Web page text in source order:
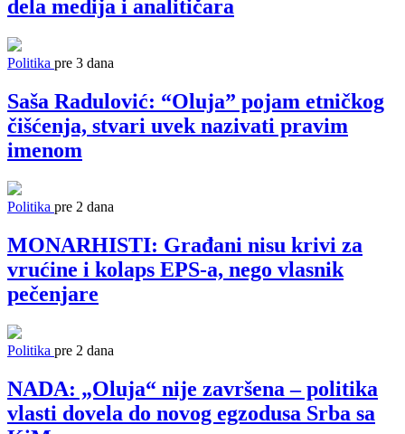
dela medija i analitičara
Politika pre 3 dana
Saša Radulović: “Oluja” pojam etničkog
čišćenja, stvari uvek nazivati pravim
imenom
Politika pre 2 dana
MONARHISTI: Građani nisu krivi za
vrućine i kolaps EPS-a, nego vlasnik
pečenjare
Politika pre 2 dana
NADA: „Oluja“ nije završena – politika
vlasti dovela do novog egzodusa Srba sa